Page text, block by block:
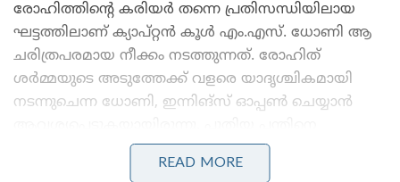
രോഹിത്തിന്റെ കരിയർ തന്നെ പ്രതിസന്ധിയിലായ
ഘട്ടത്തിലാണ് ക്യാപ്റ്റൻ കൂൾ എം.എസ്. ധോണി ആ
ചരിത്രപരമായ നീക്കം നടത്തുന്നത്. രോഹിത്
ശർമ്മയുടെ അടുത്തേക്ക് വളരെ യാദൃശ്ചികമായി
നടന്നുചെന്ന ധോണി, ഇന്നിങ്സ് ഓപ്പൺ ചെയ്യാൻ
നേരിടാൻ ആവശ്യമായ എല്ലാ ഗുണങ്ങളും
രോഹിത്തിനുണ്ടെന്ന് ധോണിക്ക് ഉറപ്പായിരുന്നു.
READ MORE